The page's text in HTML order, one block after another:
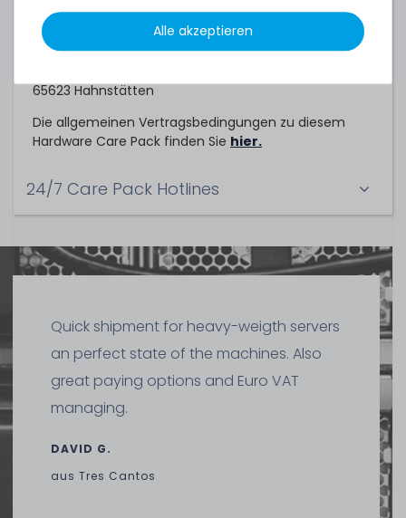
Dieses Hardware Care Pack ein Service der
TechCare Solutions GmbH
65623 Hahnstätten
Die allgemeinen Vertragsbedingungen zu diesem
Hardware Care Pack finden Sie hier.
24/7 Care Pack Hotlines
Quick shipment for heavy-weigth servers
an perfect state of the machines. Also
great paying options and Euro VAT
managing.
DAVID G.
aus Tres Cantos
Alle akzeptieren